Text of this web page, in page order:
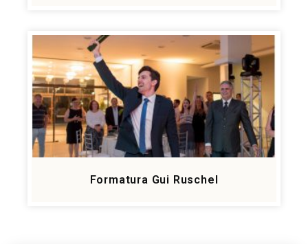
Formatura Gui Ruschel